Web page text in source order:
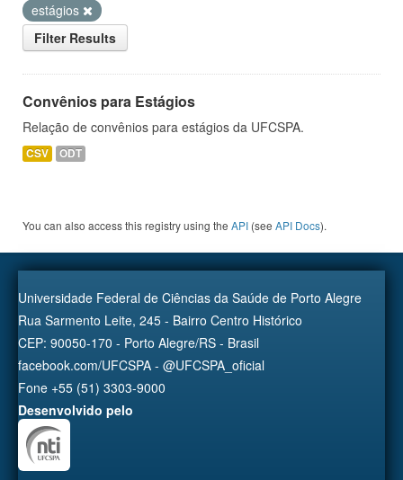
estágios
Filter Results
Convênios para Estágios
Relação de convênios para estágios da UFCSPA.
CSV ODT
You can also access this registry using the API (see API Docs).
Universidade Federal de Ciências da Saúde de Porto Alegre
Rua Sarmento Leite, 245 - Bairro Centro Histórico
CEP: 90050-170 - Porto Alegre/RS - Brasil
facebook.com/UFCSPA - @UFCSPA_oficial
Fone +55 (51) 3303-9000
Desenvolvido pelo